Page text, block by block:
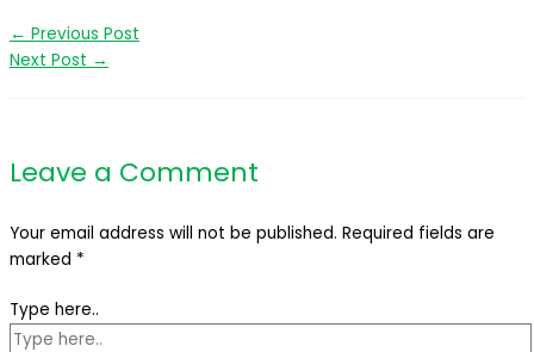
← Previous Post
Next Post →
Leave a Comment
Your email address will not be published. Required fields are
marked *
Type here..